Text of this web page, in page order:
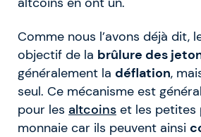
altcoins en ont un.
Comme nous l’avons déjà dit,
objectif de la brûlure des
généralement la déflation,
seul. Ce mécanisme est
pour les altcoins et les petites
monnaie car ils peuvent ainsi